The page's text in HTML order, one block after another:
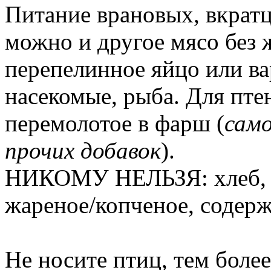
Питание врановых,
можно и другое мясо без
перепелинное яйцо или
насекомые, рыба. Для
перемолотое в фарш (
прочих добавок).
НИКОМУ НЕЛЬЗЯ: хлеб,
жареное/копченое,
Не носите птиц, тем